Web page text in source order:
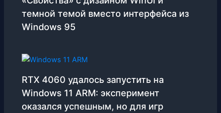
темной темой вместо интерфейса из
Windows 95
RTX 4060 удалось запустить на
Windows 11 ARM: эксперимент
оказался успешным, но для игр